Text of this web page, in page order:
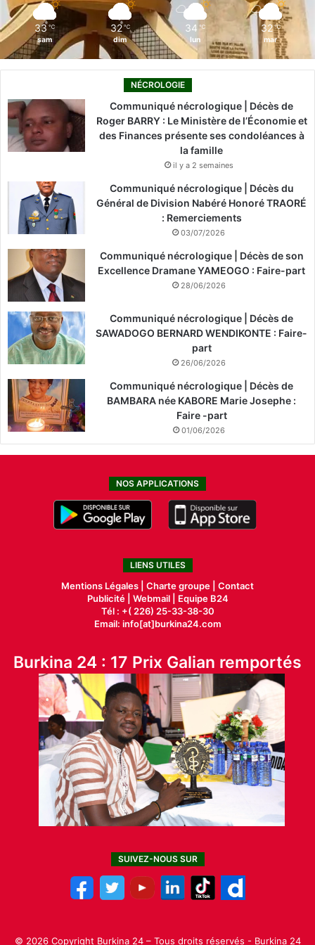
33 ℃
sam
32 ℃
dim
34 ℃
lun
32 ℃
mar
NÉCROLOGIE
Communiqué nécrologique | Décès de
Roger BARRY : Le Ministère de l’Économie et
des Finances présente ses condoléances à
la famille
il y a 2 semaines
Communiqué nécrologique | Décès du
Général de Division Nabéré Honoré TRAORÉ
: Remerciements
03/07/2026
Communiqué nécrologique | Décès de son
Excellence Dramane YAMEOGO : Faire-part
28/06/2026
Communiqué nécrologique | Décès de
SAWADOGO BERNARD WENDIKONTE : Faire-
part
26/06/2026
Communiqué nécrologique | Décès de
BAMBARA née KABORE Marie Josephe :
Faire -part
01/06/2026
NOS APPLICATIONS
LIENS UTILES
Mentions Légales | Charte groupe | Contact
Publicité| Webmail |
Equipe B24
Tél : +( 226) 25-33-38-30
Email: info[at]burkina24.com
Burkina 24 : 17 Prix Galian remportés
SUIVEZ-NOUS SUR
© 2026 Copyright Burkina 24 – Tous droits réservés - Burkina 24